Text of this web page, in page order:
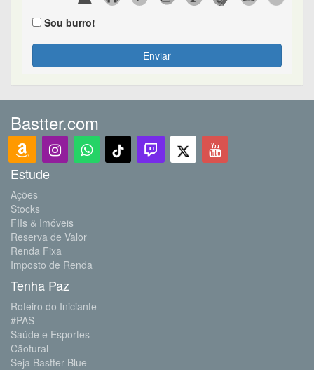
Sou burro!
Enviar
Bastter.com
Estude
Ações
Stocks
FIIs & Imóveis
Reserva de Valor
Renda Fixa
Imposto de Renda
Tenha Paz
Roteiro do Iniciante
#PAS
Saúde e Esportes
Cãotural
Seja Bastter Blue